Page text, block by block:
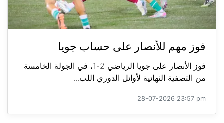
فوز مهم للأنصار على حساب جويا
فوز الأنصار على جويا الرياضي 2-1، في الجولة الخامسة
من التصفية النهائية لأوائل الدوري اللب...
28-07-2026 23:57 pm